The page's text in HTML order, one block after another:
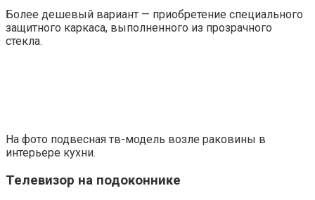
Более дешевый вариант — приобретение специального
защитного каркаса, выполненного из прозрачного
стекла.
На фото подвесная тв-модель возле раковины в
интерьере кухни.
Телевизор на подоконнике